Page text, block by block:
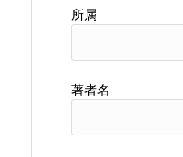
所属
著者名